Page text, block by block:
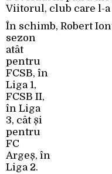
Viitorul, club care l-a
În schimb, Robert
sezon
atât
pentru
FCSB, în
Liga 1,
FCSB II,
în Liga
3, cât și
pentru
FC
Argeș, în
Liga 2.